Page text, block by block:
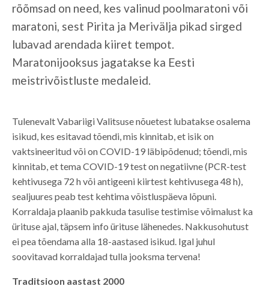
rõõmsad on need, kes valinud poolmaratoni või
maratoni, sest Pirita ja Merivälja pikad sirged
lubavad arendada kiiret tempot.
Maratonijooksus jagatakse ka Eesti
meistrivõistluste medaleid.
Tulenevalt Vabariigi Valitsuse nõuetest lubatakse osalema
isikud, kes esitavad tõendi, mis kinnitab, et isik on
vaktsineeritud või on COVID-19 läbipõdenud; tõendi, mis
kinnitab, et tema COVID-19 test on negatiivne (PCR-test
kehtivusega 72 h või antigeeni kiirtest kehtivusega 48 h),
sealjuures peab test kehtima võistluspäeva lõpuni.
Korraldaja plaanib pakkuda tasulise testimise võimalust ka
ürituse ajal, täpsem info ürituse lähenedes. Nakkusohutust
ei pea tõendama alla 18-aastased isikud. Igal juhul
soovitavad korraldajad tulla jooksma tervena!
Traditsioon aastast 2000